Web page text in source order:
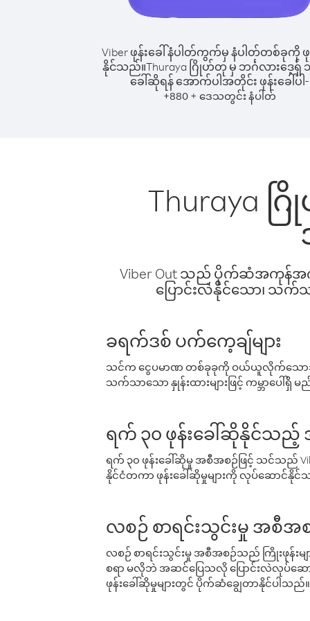
Viber ဖုန်းခေါ်နံပါတ်ကွက်မှ နံပါတ်တစ်ခုကို ဖု
နိုင်သည်။Thuraya ဂြိုဟ်တု မှ ဘင်္ဂလားဒေ့ရှ်
ခေါ်ဆိုရန် အောက်ပါအတိုင်း ဖုန်းခေါ်ပါ-
+880+ ဒေသတွင်း နံပါတ်
Thuraya ဂ
Viber Out သည် ပိုက်ဆံအကုန်အက
ပြောင်းလဲနိုင်သော၊ သက်
ခရက်ဒစ် ပက်ကေ့ချ်များ
သင်က ငွေပမာဏ တစ်ခုခုကို ဝယ်ယူလိုက်သောအ
သက်သာသော နှုန်းထားများဖြင့် ကမ္ဘာပေါ်
ရက် ၃၀ ဖုန်းခေါ်ဆိုနိုင်သည့်
ရက် ၃၀ ဖုန်းခေါ်ဆိုမှု အစီအစဉ်ဖြင့် သင်သည်
နိုင်ငံတကာ ဖုန်းခေါ်ဆိုမှုများကို လုပ်ဆောင်နို
လစဉ် စာရင်းသွင်းမှု အစီအစ
လစဉ် စာရင်းသွင်းမှု အစီအစဉ်သည် ကြိုးဖုန်းမ
စရာ မလိုဘဲ အဆင်ပြေသလို ပြောင်းလဲလုပ်ဆေ
ဖုန်းခေါ်ဆိုမှုများတွင် ပိုက်ဆံချွေတာနိုင်ပါသည်။